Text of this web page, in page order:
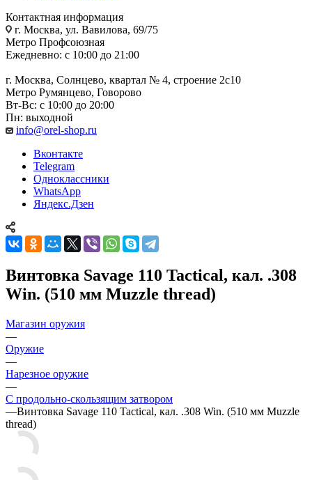
Контактная информация
г. Москва, ул. Вавилова, 69/75
Метро Профсоюзная
Ежедневно: с 10:00 до 21:00
г. Москва, Солнцево, квартал № 4, строение 2с10
Метро Румянцево, Говорово
Вт-Вс: с 10:00 до 20:00
Пн: выходной
info@orel-shop.ru
Вконтакте
Telegram
Одноклассники
WhatsApp
Яндекс.Дзен
Винтовка Savage 110 Tactical, кал. .308
Win. (510 мм Muzzle thread)
Магазин оружия
—
Оружие
—
Нарезное оружие
—
С продольно-скользящим затвором
—Винтовка Savage 110 Tactical, кал. .308 Win. (510 мм Muzzle
thread)